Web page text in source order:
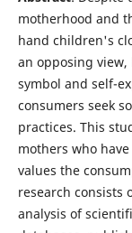
motherhood and
hand children's
an opposing
symbol and self-
consumers seek
practices. This
mothers who
values ​​the
research consists
analysis of